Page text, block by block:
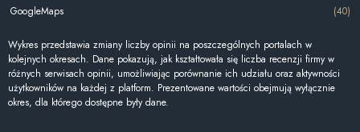
GoogleMaps (40)
Wykres przedstawia zmiany liczby opinii na poszczególnych portalach w
kolejnych okresach. Dane pokazują, jak kształtowała się liczba recenzji firmy w
różnych serwisach opinii, umożliwiając porównanie ich udziału oraz aktywności
użytkowników na każdej z platform. Prezentowane wartości obejmują wyłącznie
okres, dla którego dostępne były dane.